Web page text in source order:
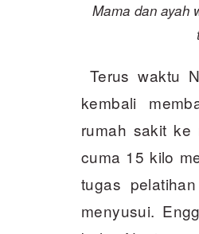
Mama dan ayah
Terus waktu
kembali
rumah sakit ke
cuma 15 kilo
tugas
menyusui.